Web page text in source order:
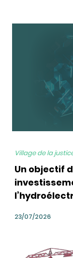
Village de la
Un objectif
23/07/2026